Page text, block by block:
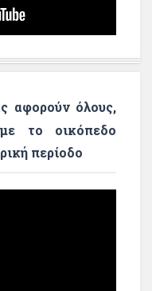
αφορούν όλους,
το οικόπεδο
περίοδο